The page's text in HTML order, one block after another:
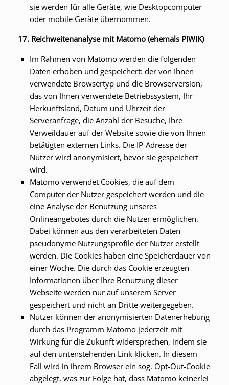
sie werden für alle Geräte, wie Desktopcomputer
oder mobile Geräte übernommen.
17. Reichweitenanalyse mit Matomo (ehemals PIWIK)
Im Rahmen von Matomo werden die folgenden
Daten erhoben und gespeichert: der von Ihnen
verwendete Browsertyp und die Browserversion,
das von Ihnen verwendete Betriebssystem, Ihr
Herkunftsland, Datum und Uhrzeit der
Serveranfrage, die Anzahl der Besuche, Ihre
Verweildauer auf der Website sowie die von Ihnen
betätigten externen Links. Die IP-Adresse der
Nutzer wird anonymisiert, bevor sie gespeichert
wird.
Matomo verwendet Cookies, die auf dem
Computer der Nutzer gespeichert werden und die
eine Analyse der Benutzung unseres
Onlineangebotes durch die Nutzer ermöglichen.
Dabei können aus den verarbeiteten Daten
pseudonyme Nutzungsprofile der Nutzer erstellt
werden. Die Cookies haben eine Speicherdauer von
einer Woche. Die durch das Cookie erzeugten
Informationen über Ihre Benutzung dieser
Webseite werden nur auf unserem Server
gespeichert und nicht an Dritte weitergegeben.
Nutzer können der anonymisierten Datenerhebung
durch das Programm Matomo jederzeit mit
Wirkung für die Zukunft widersprechen, indem sie
auf den untenstehenden Link klicken. In diesem
Fall wird in ihrem Browser ein sog. Opt-Out-Cookie
abgelegt, was zur Folge hat, dass Matomo keinerlei